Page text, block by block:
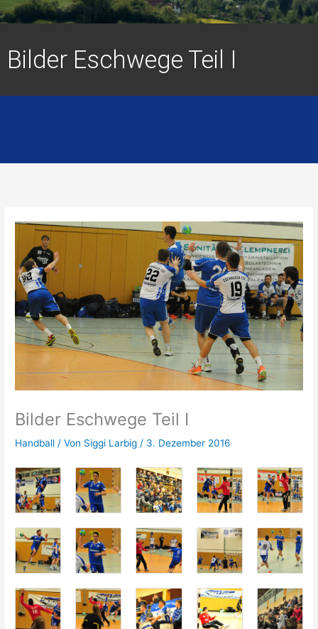
Bilder Eschwege Teil I
Bilder Eschwege Teil I
Handball / Von Siggi Larbig / 3. Dezember 2016